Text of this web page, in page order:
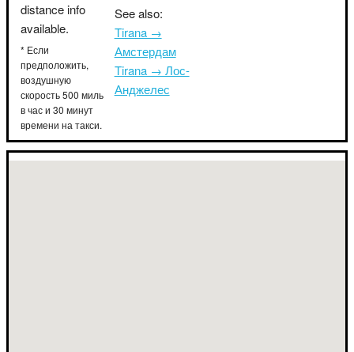
distance info
available.
* Если
предположить,
воздушную
скорость 500 миль
в час и 30 минут
времени на такси.
See also:
Tirana →
Амстердам
Tirana → Лос-
Анджелес